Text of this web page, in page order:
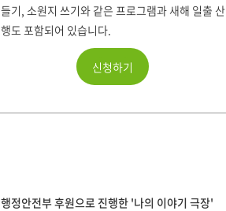
들기, 소원지 쓰기와 같은 프로그램과 새해 일출 산
행도 포함되어 있습니다.
신청하기
행정안전부 후원으로 진행한 '나의 이야기 극장'